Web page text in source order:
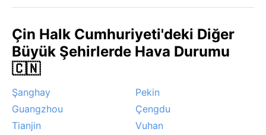
Çin Halk Cumhuriyeti'deki Diğer
Büyük Şehirlerde Hava Durumu
🇨🇳
Şanghay
Pekin
Guangzhou
Çengdu
Tianjin
Vuhan